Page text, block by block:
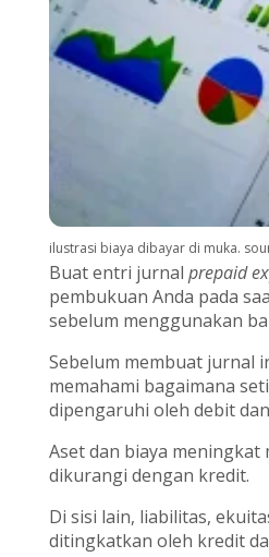
ilustrasi biaya dibayar di muka.
Buat entri jurnal prepaid
pembukuan Anda pada
sebelum menggunakan
Sebelum membuat jurnal
memahami bagaimana
dipengaruhi oleh debit
Aset dan biaya meningkat
dikurangi dengan kredit.
Di sisi lain, liabilitas,
ditingkatkan oleh kredit